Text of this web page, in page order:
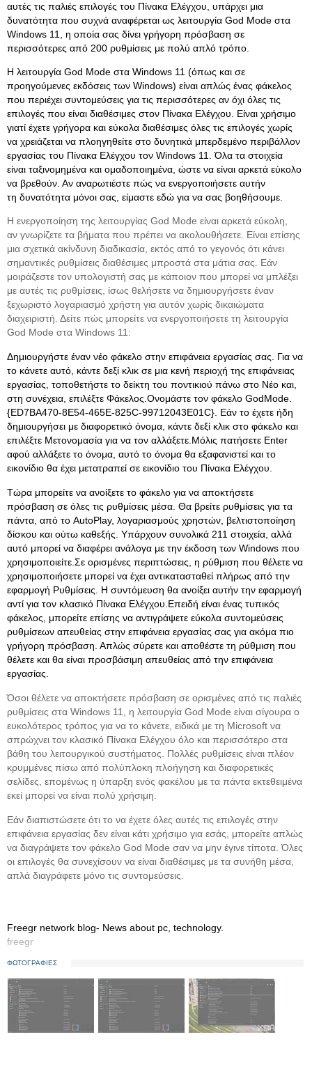
αυτές τις παλιές επιλογές του Πίνακα Ελέγχου, υπάρχει μια
δυνατότητα που συχνά αναφέρεται ως λειτουργία God Mode στα
Windows 11, η οποία σας δίνει γρήγορη πρόσβαση σε
περισσότερες από 200 ρυθμίσεις με πολύ απλό τρόπο.
Η λειτουργία God Mode στα Windows 11 (όπως και σε
προηγούμενες εκδόσεις των Windows) είναι απλώς ένας φάκελος
που περιέχει συντομεύσεις για τις περισσότερες αν όχι όλες τις
επιλογές που είναι διαθέσιμες στον Πίνακα Ελέγχου. Είναι χρήσιμο
γιατί έχετε γρήγορα και εύκολα διαθέσιμες όλες τις επιλογές χωρίς
να χρειάζεται να πλοηγηθείτε στο δυνητικά μπερδεμένο περιβάλλον
εργασίας του Πίνακα Ελέγχου τον Windows 11. Όλα τα στοιχεία
είναι ταξινομημένα και ομαδοποιημένα, ώστε να είναι αρκετά εύκολο
να βρεθούν. Αν αναρωτιέστε πώς να ενεργοποιήσετε αυτήν
τη δυνατότητα μόνοι σας, είμαστε εδώ για να σας βοηθήσουμε.
Η ενεργοποίηση της λειτουργίας God Mode είναι αρκετά εύκολη,
αν γνωρίζετε τα βήματα που πρέπει να ακολουθήσετε. Είναι επίσης
μια σχετικά ακίνδυνη διαδικασία, εκτός από το γεγονός ότι κάνει
σημαντικές ρυθμίσεις διαθέσιμες μπροστά στα μάτια σας. Εάν
μοιράζεστε τον υπολογιστή σας με κάποιον που μπορεί να μπλέξει
με αυτές τις ρυθμίσεις, ίσως θελήσετε να δημιουργήσετε έναν
ξεχωριστό λογαριασμό χρήστη για αυτόν χωρίς δικαιώματα
διαχειριστή. Δείτε πώς μπορείτε να ενεργοποιήσετε τη λειτουργία
God Mode στα Windows 11:
Δημιουργήστε έναν νέο φάκελο στην επιφάνεια εργασίας σας. Για να
το κάνετε αυτό, κάντε δεξί κλικ σε μια κενή περιοχή της επιφάνειας
εργασίας, τοποθετήστε το δείκτη του ποντικιού πάνω στο Νέο και,
στη συνέχεια, επιλέξτε Φάκελος.Ονομάστε τον φάκελο GodMode.
{ED7BA470-8E54-465E-825C-99712043E01C}. Εάν το έχετε ήδη
δημιουργήσει με διαφορετικό όνομα, κάντε δεξί κλικ στο φάκελο και
επιλέξτε Μετονομασία για να τον αλλάξετε.Μόλις πατήσετε Enter
αφού αλλάξετε το όνομα, αυτό το όνομα θα εξαφανιστεί και το
εικονίδιο θα έχει μετατραπεί σε εικονίδιο του Πίνακα Ελέγχου.
Τώρα μπορείτε να ανοίξετε το φάκελο για να αποκτήσετε
πρόσβαση σε όλες τις ρυθμίσεις μέσα. Θα βρείτε ρυθμίσεις για τα
πάντα, από το AutoPlay, λογαριασμούς χρηστών, βελτιστοποίηση
δίσκου και ούτω καθεξής. Υπάρχουν συνολικά 211 στοιχεία, αλλά
αυτό μπορεί να διαφέρει ανάλογα με την έκδοση των Windows που
χρησιμοποιείτε.Σε ορισμένες περιπτώσεις, η ρύθμιση που θέλετε να
χρησιμοποιήσετε μπορεί να έχει αντικατασταθεί πλήρως από την
εφαρμογή Ρυθμίσεις. Η συντόμευση θα ανοίξει αυτήν την εφαρμογή
αντί για τον κλασικό Πίνακα Ελέγχου.Επειδή είναι ένας τυπικός
φάκελος, μπορείτε επίσης να αντιγράψετε εύκολα συντομεύσεις
ρυθμίσεων απευθείας στην επιφάνεια εργασίας σας για ακόμα πιο
γρήγορη πρόσβαση. Απλώς σύρετε και αποθέστε τη ρύθμιση που
θέλετε και θα είναι προσβάσιμη απευθείας από την επιφάνεια
εργασίας.
Όσοι θέλετε να αποκτήσετε πρόσβαση σε ορισμένες από τις παλιές
ρυθμίσεις στα Windows 11, η λειτουργία God Mode είναι σίγουρα ο
ευκολότερος τρόπος για να το κάνετε, ειδικά με τη Microsoft να
σπρώχνει τον κλασικό Πίνακα Ελέγχου όλο και περισσότερο στα
βάθη του λειτουργικού συστήματος. Πολλές ρυθμίσεις είναι πλέον
κρυμμένες πίσω από πολύπλοκη πλοήγηση και διαφορετικές
σελίδες, επομένως η ύπαρξη ενός φακέλου με τα πάντα εκτεθειμένα
εκεί μπορεί να είναι πολύ χρήσιμη.
Εάν διαπιστώσετε ότι το να έχετε όλες αυτές τις επιλογές στην
επιφάνεια εργασίας δεν είναι κάτι χρήσιμο για εσάς, μπορείτε απλώς
να διαγράψετε τον φάκελο God Mode σαν να μην έγινε τίποτα. Όλες
οι επιλογές θα συνεχίσουν να είναι διαθέσιμες με τα συνήθη μέσα,
απλά διαγράφετε μόνο τις συντομεύσεις.
Freegr network blog- News about pc, technology.
freegr
ΦΩΤΟΓΡΑΦΙΕΣ